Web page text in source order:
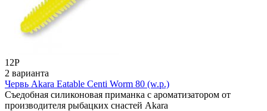
12Р
2 варианта
Червь Akara Eatable Centi Worm 80 (w.p.)
Съедобная силиконовая приманка с ароматизатором от
производителя рыбацких снастей Akara